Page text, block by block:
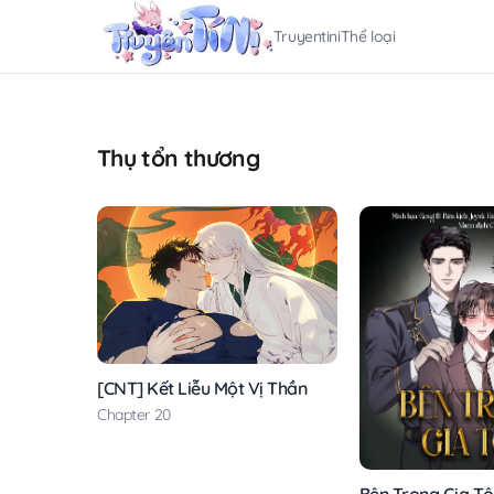
TruyentiniThể loại
Thụ tổn thương
[CNT] Kết Liễu Một Vị Thần
Chapter 20